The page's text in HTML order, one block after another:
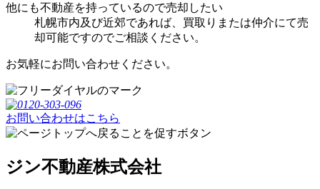
他にも不動産を持っているので売却したい
札幌市内及び近郊であれば、買取りまたは仲介にて売
却可能ですのでご相談ください。
お気軽にお問い合わせください。
お問い合わせはこちら
ジン不動産株式会社